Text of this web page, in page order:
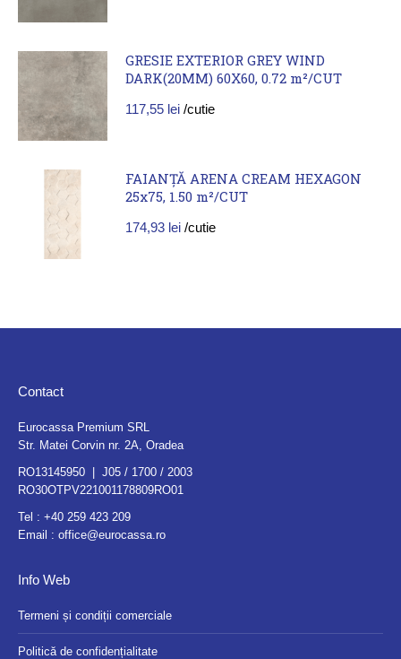
GRESIE EXTERIOR GREY WIND
DARK(20MM) 60X60, 0.72 m²/CUT
117,55 lei /cutie
FAIANȚĂ ARENA CREAM HEXAGON
25x75, 1.50 m²/CUT
174,93 lei /cutie
Contact
Eurocassa Premium SRL
Str. Matei Corvin nr. 2A, Oradea
RO13145950 | J05 / 1700 / 2003
RO30OTPV221001178809RO01
Tel : +40 259 423 209
Email : office@eurocassa.ro
Info Web
Termeni și condiții comerciale
Politică de confidențialitate